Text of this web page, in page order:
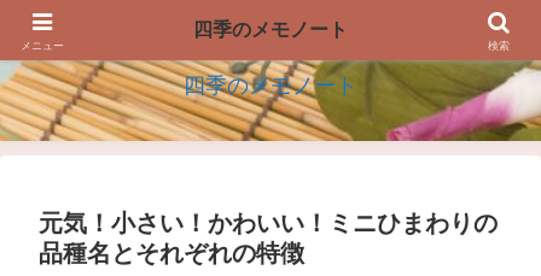
四季の生活を楽しむアイデアのメモノート
四季のメモノート
元気！小さい！かわいい！ミニひまわりの
品種名とそれぞれの特徴
メニュー
四季のメモノート
検索